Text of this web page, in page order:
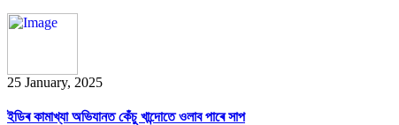
25 January, 2025
ইডিৰ কামাখ্যা অভিযানত কেঁচু খান্দোতে ওলাব পাৰে সাপ